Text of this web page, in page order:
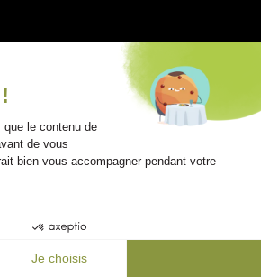
QUI RESPECTENT LES
que le contenu de
de vous
bien vous accompagner pendant votre
Je choisis